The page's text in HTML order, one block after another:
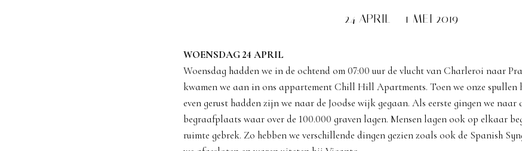
24 APRIL – 1 MEI 2019
WOENSDAG 24 APRIL
Woensdag hadden we in de ochtend om 07:00 uur de vlucht van Charleroi naar
kwamen we aan in ons appartement Chill Hill Apartments. Toen we onze spullen
even gerust hadden zijn we naar de Joodse wijk gegaan. Als eerste gingen we naar
begraafplaats waar over de 100.000 graven lagen. Mensen lagen ook op elkaar
ruimte gebrek. Zo hebben we verschillende dingen gezien zoals ook de Spanish